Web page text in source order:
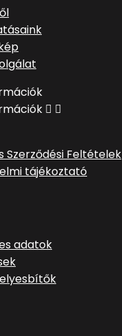
 
Szerződési Feltételek
tájékoztató
adatok